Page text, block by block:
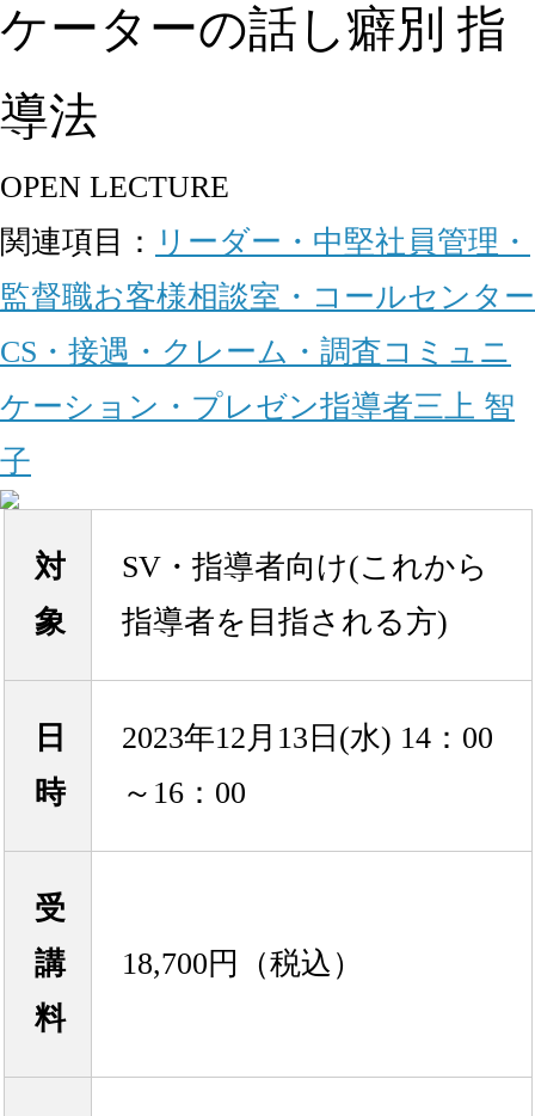
ケーターの話し癖別 指
導法
OPEN LECTURE
関連項目： リーダー・中堅社員管理・
監督職お客様相談室・コールセンター
CS・接遇・クレーム・調査コミュニ
ケーション・プレゼン指導者三上 智
子
対
象
SV・指導者向け(これから
指導者を目指される方)
日
時
2023年12月13日(水) 14：00
～16：00
受
講
料
18,700円（税込）